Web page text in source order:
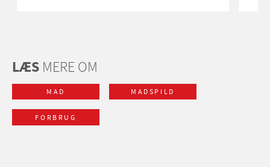
LÆS MERE OM
MAD MADSPILD
FORBRUG